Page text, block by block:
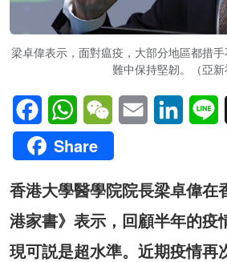
梁卓偉表示，面對瘟疫，大部分地區都措
難中保持堅韌。（亞新
FacebookWhatsAppWeChatEmail
Share
香港大學醫學院院長梁卓偉在
港家書》表示，回顧半年的疫
現可説是超水準。近期疫情再